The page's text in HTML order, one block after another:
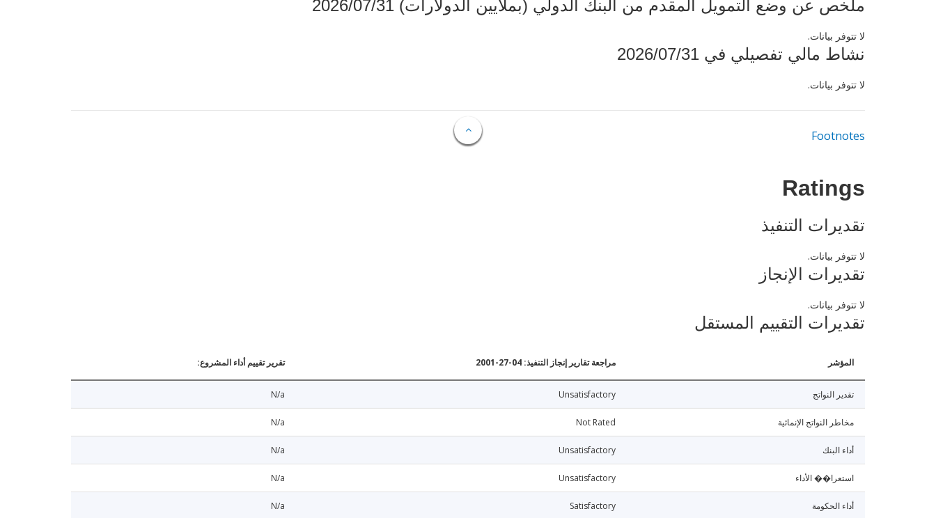
ملخص عن وضع التمويل المقدم من البنك الدولي (بملايين الدولارات) 2026/07/31
لا تتوفر بيانات.
نشاط مالي تفصيلي في 2026/07/31
لا تتوفر بيانات.
Footnotes
Ratings
تقديرات التنفيذ
لا تتوفر بيانات.
تقديرات الإنجاز
لا تتوفر بيانات.
تقديرات التقييم المستقل
المؤشر مراجعة تقارير إنجاز التنفيذ: 04-27-2001 تقرير تقييم أداء المشروع:
تقدير النواتج Unsatisfactory
N/a
مخاطر النواتج الإنمائية Not Rated
N/a
أداء البنك Unsatisfactory
N/a
استعرا�� الأداء Unsatisfactory
N/a
أداء الحكومة Satisfactory
N/a